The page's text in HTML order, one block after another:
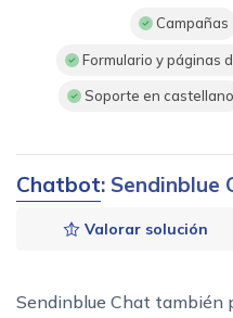
Campañas
Formulario y páginas
Soporte en castellano
Chatbot: Sendinblue
Valorar solución
Sendinblue Chat también